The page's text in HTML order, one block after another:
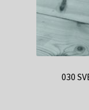
030